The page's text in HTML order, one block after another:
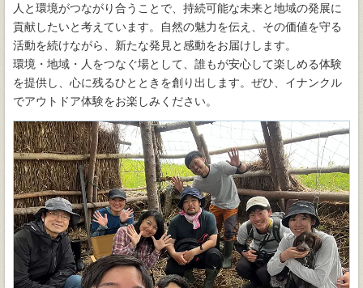
人と環境がつながり合うことで、持続可能な未来と地域の発展に
貢献したいと考えています。自然の魅力を伝え、その価値を守る
活動を続けながら、新たな発見と感動をお届けします。
環境・地域・人をつなぐ場として、誰もが安心して楽しめる体験
を提供し、心に残るひとときを創り出します。ぜひ、イナンクル
でアウトドア体験をお楽しみください。